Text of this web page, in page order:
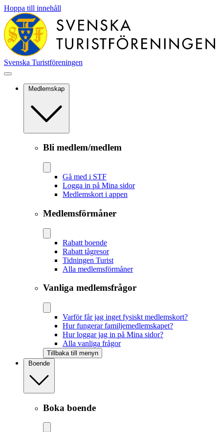
Hoppa till innehåll
Svenska Turistföreningen
Medlemskap
Bli medlem/medlem
Gå med i STF
Logga in på Mina sidor
Medlemskort i appen
Medlemsförmåner
Rabatt boende
Rabatt tågresor
Tidningen Turist
Alla medlemsförmåner
Vanliga medlemsfrågor
Varför får jag inget fysiskt medlemskort?
Hur fungerar familjemedlemskapet?
Hur loggar jag in på Mina sidor?
Alla vanliga frågor
Tillbaka till menyn
Boende
Boka boende